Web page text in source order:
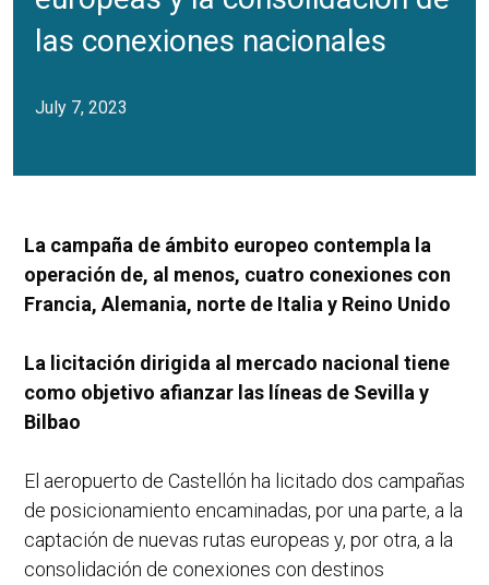
las conexiones nacionales
July 7, 2023
La campaña de ámbito europeo contempla la
operación de, al menos, cuatro conexiones con
Francia, Alemania, norte de Italia y Reino Unido
La licitación dirigida al mercado nacional tiene
como objetivo afianzar las líneas de Sevilla y
Bilbao
El aeropuerto de Castellón ha licitado dos campañas
de posicionamiento encaminadas, por una parte, a la
captación de nuevas rutas europeas y, por otra, a la
consolidación de conexiones con destinos